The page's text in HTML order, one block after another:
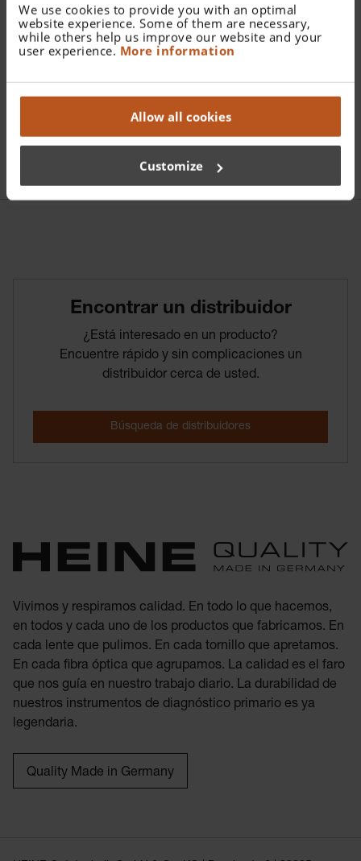
We use cookies to provide you with an optimal
website experience. Some of them are necessary,
while others help us improve our website and your
user experience. More information
Allow all cookies
Customize
Detalles
Retinoscopio de mancha alpha+.
Encontrar­ un­ distribuidor
¿Está interesado en un producto?
Encuentre rápido y sin complicaciones un
distribuidor cerca de usted.
Vivimos y respiramos calidad. En todo lo que hacemos,
en todos y cada uno de los productos que fabricamos. En
cada lente que pulimos. En cada tornillo que apretamos.
En cada fibra óptica que agrupamos. La calidad es el faro
que nos guía en nuestro trabajo diario. La durabilidad de
nuestros instrumentos de diagnóstico primario es ya
legendaria.
Quality Made in Germany